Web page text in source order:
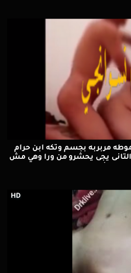
مربربه بجسم وتكه ابن حرام
يجى يحشرو من ورا وهي مش
HD